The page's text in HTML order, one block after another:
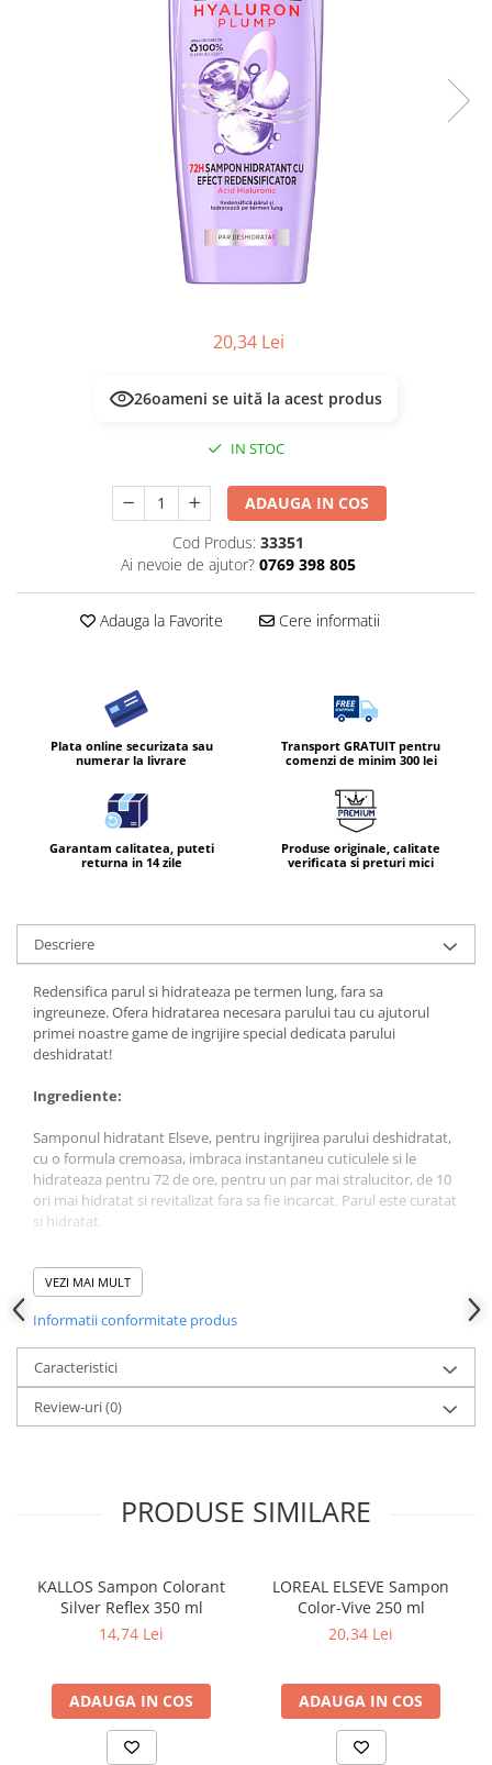
Servetele Umede & Uscate
20,34 Lei
26oameni se uită la acest produs
IN STOC
ADAUGA IN COS
Cod Produs: 33351
Ai nevoie de ajutor? 0769 398 805
Adauga la Favorite Cere informatii
Plata online securizata sau
numerar la livrare
Transport GRATUIT pentru
comenzi de minim 300 lei
Garantam calitatea, puteti
returna in 14 zile
Produse originale, calitate
verificata si preturi mici
Descriere
Redensifica parul si hidrateaza pe termen lung, fara sa
ingreuneze. Ofera hidratarea necesara parului tau cu ajutorul
primei noastre game de ingrijire special dedicata parului
deshidratat!
Ingrediente:
Samponul hidratant Elseve, pentru ingrijirea parului deshidratat,
cu o formula cremoasa, imbraca instantaneu cuticulele si le
hidrateaza pentru 72 de ore, pentru un par mai stralucitor, de 10
ori mai hidratat si revitalizat fara sa fie incarcat. Parul este curatat
si hidratat.
Formula noastra este imbogatita cu acid hialuronic. Regasita in
mod natural in organism, aceasta molecula retine de 1000 de ori
Mod de utilizare:
Aplicati pe parul umed, masati cu grija scalpul apoi clatiti. Pentru
un rezultat optim, completati ritualul de ingrijire cu celelalte
produse din gama. In cazul contactului cu ochii, clatiti imediat cu
VEZI MAI MULT
Informatii conformitate produs
Caracteristici
Review-uri(0)
PRODUSE SIMILARE
KALLOS Sampon Colorant
Silver Reflex 350 ml
14,74 Lei
ADAUGA IN COS
LOREAL ELSEVE Sampon
Color-Vive 250 ml
20,34 Lei
ADAUGA IN COS